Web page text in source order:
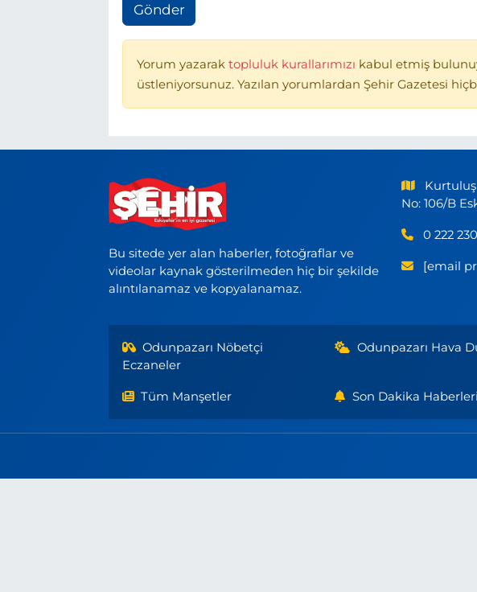
Gönder
Yorum yazarak topluluk kurallarımızı kabul etmiş
üstleniyorsunuz. Yazılan yorumlardan Şehir Gazetesi
Bu sitede yer alan haberler, fotoğraflar ve
videolar kaynak gösterilmeden hiç bir şekilde
alıntılanamaz ve kopyalanamaz.
No: 106/B
0 222
[email
Odunpazarı Nöbetçi
Eczaneler
Odunpazarı Hava
Tüm Manşetler Son Dakika Haberleri